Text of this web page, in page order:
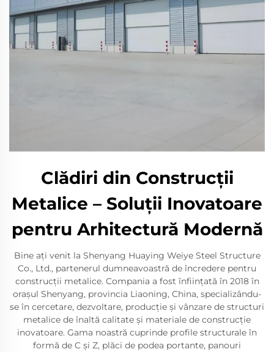
Clădiri din Construcții
Metalice – Soluții Inovatoare
pentru Arhitectură Modernă
Bine ați venit la Shenyang Huaying Weiye Steel Structure
Co., Ltd., partenerul dumneavoastră de încredere pentru
construcții metalice. Compania a fost înființată în 2018 în
orașul Shenyang, provincia Liaoning, China, specializându-
se în cercetare, dezvoltare, producție și vânzare de structuri
metalice de înaltă calitate și materiale de construcție
inovatoare. Gama noastră cuprinde profile structurale în
formă de C și Z, plăci de podea portante, panouri